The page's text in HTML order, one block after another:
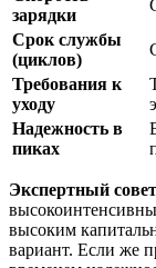
зарядки
Срок службы
(циклов)
Требования к
уходу
Надежность в
пиках
Экспертный
высоким
вариант. Если же